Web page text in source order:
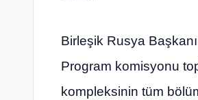
Birleşik Rusya
Program komisyonu
kompleksinin tüm